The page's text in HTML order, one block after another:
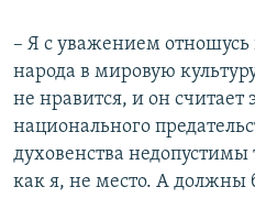
– Я с уважением отношусь
народа в мировую
не нравится, и он считает
национального
духовенства
как я, не место. А должны